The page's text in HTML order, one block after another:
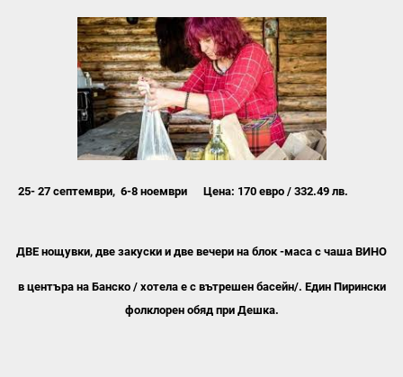
25- 27 септември, 6-8 ноемвриЦена: 170 евро / 332.49 лв.
ДВЕ нощувки, две закуски и две вечери на блок -маса с чаша ВИНО
в центъра на Банско / хотела е с вътрешен басейн/. Един Пирински
фолклорен обяд при Дешка.